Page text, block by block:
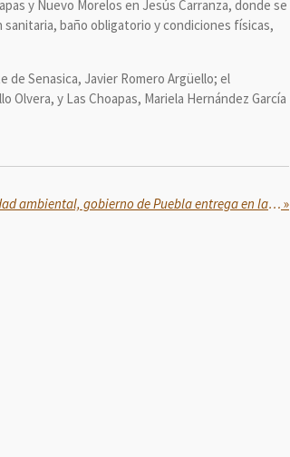
y Nuevo Morelos en Jesús Carranza, donde se
baño obligatorio y condiciones físicas,
Senasica, Javier Romero Argüello; el
Olvera, y Las Choapas, Mariela Hernández García
Por seguridad ambiental, gobierno de Puebla entrega en la mixteca recicladoras de PET »